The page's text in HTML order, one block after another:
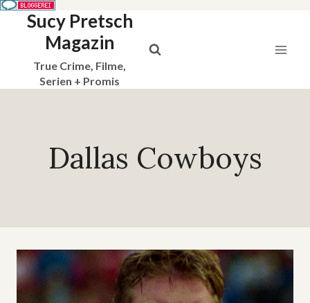
Sucy Pretsch
Magazin
True Crime, Filme,
Serien + Promis
Dallas Cowboys